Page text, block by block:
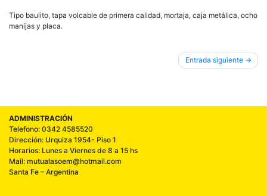
Tipo baulito, tapa volcable de primera calidad, mortaja, caja metálica, ocho
manijas y placa.
Entrada siguiente
ADMINISTRACIÓN
Telefono: 0342 4585520
Dirección: Urquiza 1954- Piso 1
Horarios: Lunes a Viernes de 8 a 15 hs
Mail: mutualasoem@hotmail.com
Santa Fe – Argentina